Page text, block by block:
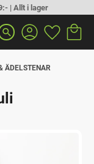
| Allt i lager
search
ÄDELSTENAR